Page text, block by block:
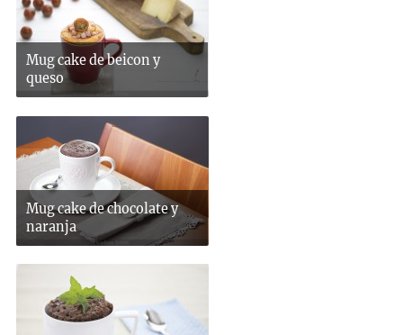
Mug cake de beicon y
queso
Mug cake de chocolate y
naranja